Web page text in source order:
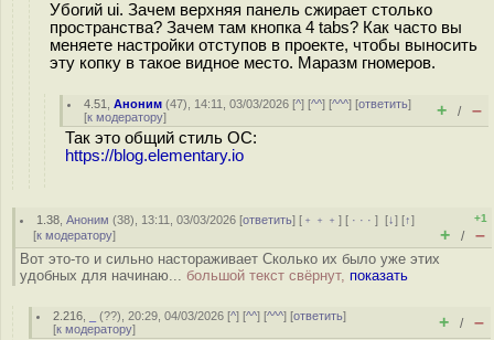
Убогий ui. Зачем верхняя панель сжирает столько
пространства? Зачем там кнопка 4 tabs? Как часто вы
меняете настройки отступов в проекте, чтобы выносить
эту копку в такое видное место. Маразм гномеров.
4.51 ,Аноним (47), 14:11, 03/03/2026 [^] [^^] [^^^] [ответить]
[к модератору] + / –
Так это общий стиль ОС:
https://blog.elementary.io
1.38 ,Аноним (38), 13:11, 03/03/2026 [ответить] [ ﹢﹢﹢] [ · · ·][↓] [↑]
[к модератору]
+1
+ / –
Вот это-то и сильно настораживает Сколько их было уже этих
удобных для начинаю... большой текст свёрнут, показать
2.216 (??), 20:29, 04/03/2026 [^] [^^] [^^^] [ответить]
[к модератору] + / –